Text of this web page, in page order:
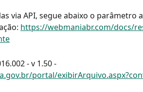
via API, segue abaixo o parâmetro
https://webmaniabr.com/docs/
- v 1.50 -
portal/